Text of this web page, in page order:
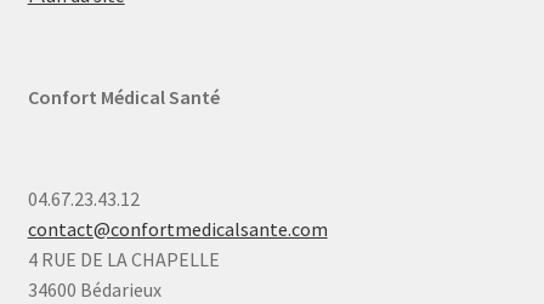
Confort Médical Santé
04.67.23.43.12
contact@confortmedicalsante.com
4 RUE DE LA CHAPELLE
34600 Bédarieux